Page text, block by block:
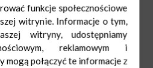
funkcje społecznościowe
witrynie. Informacje o tym,
witryny, udostępniamy
reklamowym i
mogą połączyć te informacje z